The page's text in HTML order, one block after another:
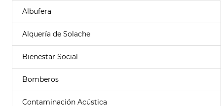
Albufera
Alquería de Solache
Bienestar Social
Bomberos
Contaminación Acústica